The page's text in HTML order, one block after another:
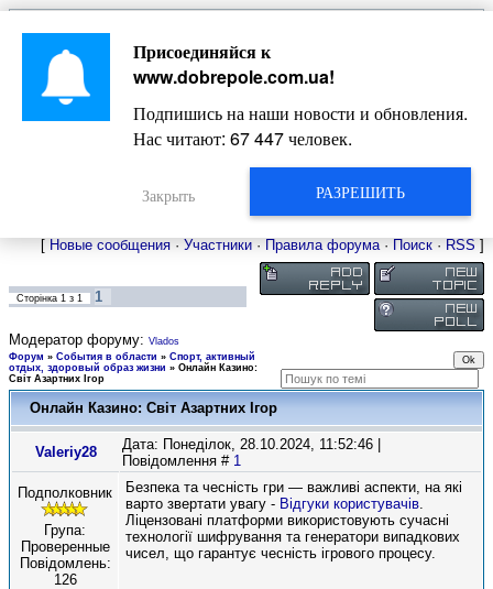
Главная
Новости
Довідкова
Фото
Оголошення
Видео
Жизнь Добропольского края
[ Новые сообщения · Участники · Правила форума· Поиск · RSS ]
Сторінка 1 з 1 1
Модератор форуму: Vlados
Форум » События в области » Спорт, активный
отдых, здоровый образ жизни » Онлайн Казино:
Світ Азартних Ігор
Онлайн Казино: Світ Азартних Ігор
Valeriy28
Дата: Понеділок, 28.10.2024, 11:52:46 |
Повідомлення # 1
Подполковник
Група:
Проверенные
Повідомлень:
126
Безпека та чесність гри — важливі аспекти, на які
варто звертати увагу - Відгуки користувачів.
Ліцензовані платформи використовують сучасні
технології шифрування та генератори випадкових
чисел, що гарантує чесність ігрового процесу.
Присоединяйся к
www.dobrepole.com.ua!
Подпишись на наши новости и обновления.
Нас читают: 67 447человек.
РАЗРЕШИТЬ
Закрыть